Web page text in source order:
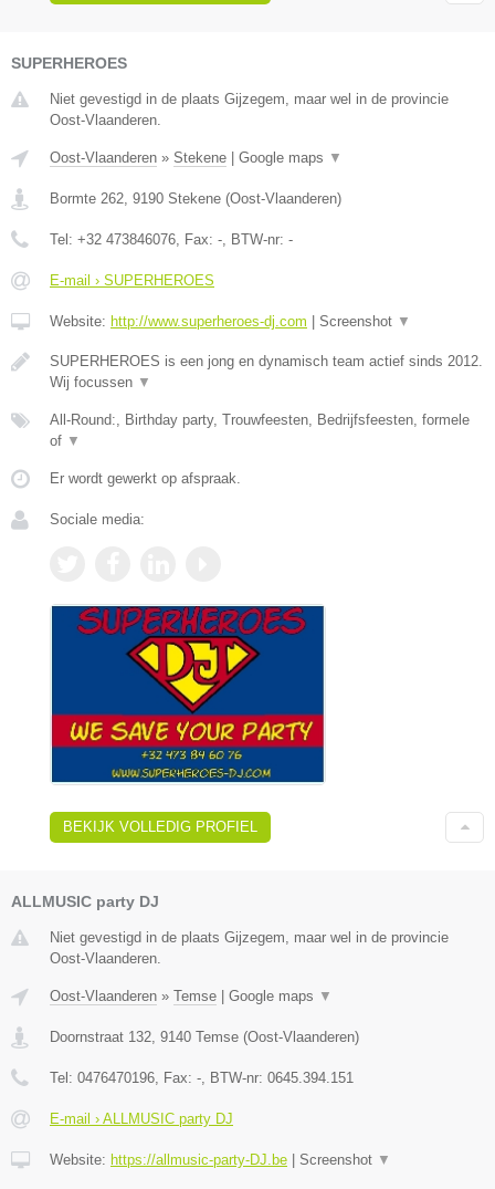
SUPERHEROES
Niet gevestigd in de plaats Gijzegem, maar wel in de provincie
Oost-Vlaanderen.
Oost-Vlaanderen » Stekene Google maps ▼
Bormte 262, 9190 Stekene (Oost-Vlaanderen)
Tel: +32 473846076, Fax: -, BTW-nr: -
E-mail › SUPERHEROES
Website: http://www.superheroes-dj.com Screenshot ▼
SUPERHEROES is een jong en dynamisch team actief sinds 2012.
Wij focussen ▼
All-Round:, Birthday party, Trouwfeesten, Bedrijfsfeesten, formele
of ▼
Er wordt gewerkt op afspraak.
Sociale media:
BEKIJK VOLLEDIG PROFIEL
ALLMUSIC party DJ
Niet gevestigd in de plaats Gijzegem, maar wel in de provincie
Oost-Vlaanderen.
Oost-Vlaanderen » Temse Google maps ▼
Doornstraat 132 9140 Temse (Oost-Vlaanderen)
Tel: 0476470196 , Fax: - , BTW-nr: 0645.394.151
E-mail › ALLMUSIC party DJ
Website: https://allmusic-party-DJ.be Screenshot ▼